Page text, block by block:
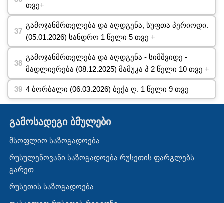
თვე+
გამოჯანმრთელება და აღდგენა, სუფთა პერიოდი.
(05.01.2026) სანდრო 1 წელი 5 თვე +
გამოჯანმრთელება და აღდგენა - სიმშვიდე -
მადლიერება (08.12.2025) მამუკა პ 2 წელი 10 თვე +
4 ბორბალი (06.03.2026) ბექა ღ. 1 წელი 9 თვე
გამოსადეგი ბმულები
მსოფლიო საზოგადოება
რუსულენოვანი საზოგადოება რუსეთის ფარგლებს
გარეთ
რუსეთის საზოგადოება